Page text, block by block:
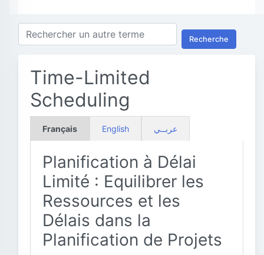
Recherche
Time-Limited
Scheduling
Français English عربــي
Planification à Délai
Limité : Equilibrer les
Ressources et les
Délais dans la
Planification de Projets